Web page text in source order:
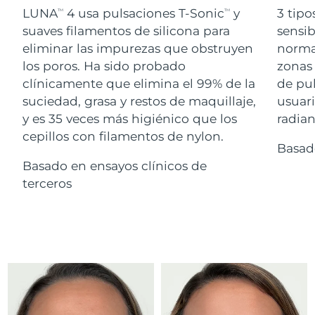
LUNATM 4 usa pulsaciones T-SonicTM
y
suaves filamentos de silicona para
eliminar las impurezas que obstruyen
los poros. Ha sido probado
clínicamente que elimina el 99% de la
suciedad, grasa y restos de maquillaje,
y es 35 veces más higiénico que los
cepillos con filamentos de nylon.
Basado en ensayos clínicos de
terceros
3
de
For healthy hair
18% PAP
Cosméticos Hombres
Comprar todo
FOREO APP
Israel Entrega prevista 8/13/26
Italia Entrega prevista 8/9/26
Japón Entrega prevista 8/12/26
Jersey Entrega prevista 8/14/26
8/11/26
Kuwait
Lituania Entrega prevista8/9/26